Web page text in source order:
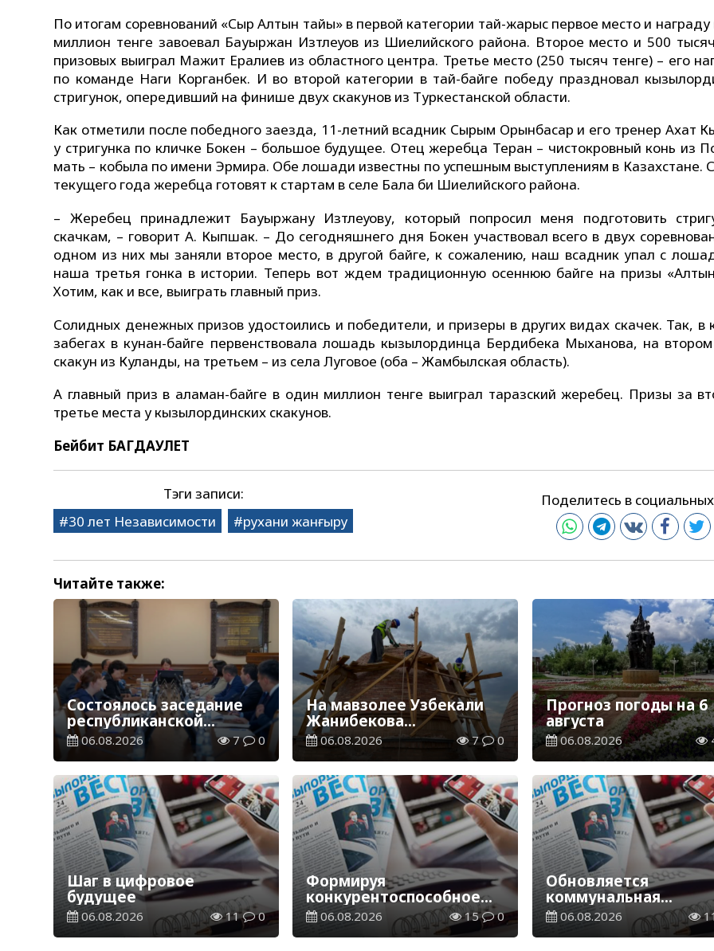
По итогам соревнований «Сыр Алтын тайы» в первой категории тай-жарыс первое место и награду
миллион тенге завоевал Бауыржан Изтлеуов из Шиелийского района. Второе место и 500
призовых выиграл Мажит Ералиев из областного центра. Третье место (250 тысяч тенге) – его
по команде Наги Корганбек. И во второй категории в тай-байге победу праздновал
стригунок, опередивший на финише двух скакунов из Туркестанской области.
Как отметили после победного заезда, 11-летний всадник Сырым Орынбасар и его тренер Ахат
у стригунка по кличке Бокен – большое будущее. Отец жеребца Теран – чистокровный конь из
мать – кобыла по имени Эрмира. Обе лошади известны по успешным выступлениям в Казахстане.
текущего года жеребца готовят к стартам в селе Бала би Шиелийского района.
– Жеребец принадлежит Бауыржану Изтлеуову, который попросил меня подготовить
скачкам, – говорит А. Кыпшак. – До сегодняшнего дня Бокен участвовал всего в двух
одном из них мы заняли второе место, в другой байге, к сожалению, наш всадник упал с
наша третья гонка в истории. Теперь вот ждем традиционную осеннюю байге на призы
Хотим, как и все, выиграть главный приз.
Солидных денежных призов удостоились и победители, и призеры в других видах скачек. Так, в
забегах в кунан-байге первенствовала лошадь кызылординца Бердибека Мыханова, на
скакун из Куланды, на третьем – из села Луговое (оба – Жамбылская область).
А главный приз в аламан-байге в один миллион тенге выиграл таразский жеребец. Призы за
третье места у кызылординских скакунов.
Бейбит БАГДАУЛЕТ
Тэги записи:
30 лет Независимости
рухани жанғыру
Поделитесь в
Читайте также:
Состоялось заседание
республиканской
комиссии по
присуждению
образовательных
грантов
06.08.2026 7 0
На мавзолее Узбекали
Жанибекова
продолжаются
реставрационные
работы
06.08.2026 7 0
Прогноз погоды на 6
августа
06.08.2026
Шаг в цифровое
будущее
06.08.2026 11 0
Формируя
конкурентоспособное
производство
06.08.2026 15 0
Обновляется
коммунальная
инфраструктура
06.08.2026